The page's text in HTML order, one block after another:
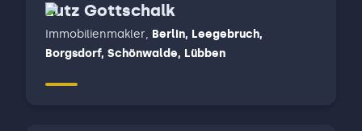
Lutz Gottschalk
Immobilienmakler, Berlin, Leegebruch,
Borgsdorf, Schönwalde, Lübben